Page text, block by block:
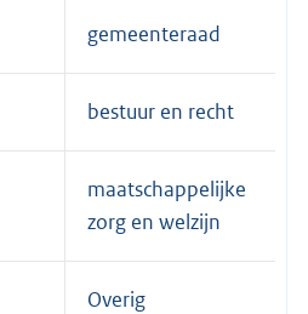
gemeenteraad
bestuur en recht
maatschappelijke
zorg en welzijn
Overig